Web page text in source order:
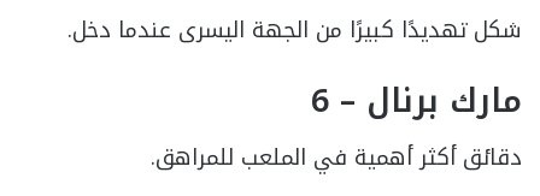
شكل تهديدًا كبيرًا من الجهة اليسرى عندما دخل.
مارك برنال – 6
دقائق أكثر أهمية في الملعب للمراهق.